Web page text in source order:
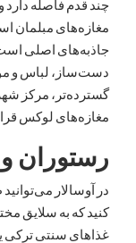
فاصله دارد و دارای
مبلمان است. بازار
اصلی است که
لباس و موارد دیگر را
لوکس قرار دارد.
و
می‌توانید طیف وسیعی
به سلایق مختلف پاسخ
سنتی ترکی یا غذاهای